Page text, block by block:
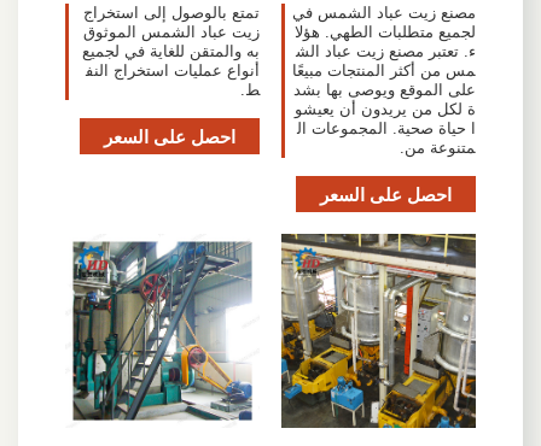
مصنع زيت عباد الشمس في
لجميع متطلبات الطهي. هؤلا
ء. تعتبر مصنع زيت عباد الش
مس من أكثر المنتجات مبيعًا
على الموقع ويوصى بها بشد
ة لكل من يريدون أن يعيشو
ا حياة صحية. المجموعات ال
متنوعة من.
احصل على السعر
تمتع بالوصول إلى استخراج
زيت عباد الشمس الموثوق
به والمتقن للغاية في لجميع
أنواع عمليات استخراج النف
ط.
احصل على السعر